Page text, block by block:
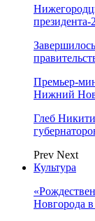
президента-
Премьер-
Нижний
Глеб
Prev Next
Культура
Новгорода